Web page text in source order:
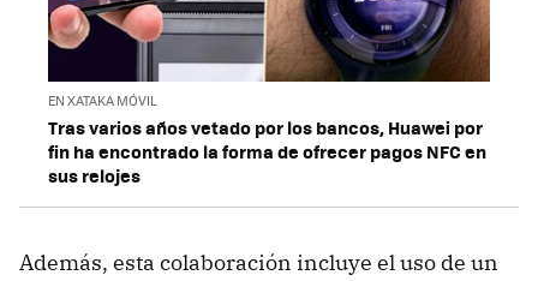
EN XATAKA MÓVIL
Tras varios años vetado por los bancos, Huawei por
fin ha encontrado la forma de ofrecer pagos NFC en
sus relojes
Además, esta colaboración incluye el uso de un